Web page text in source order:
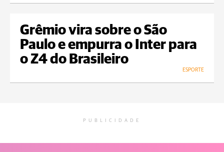
Grêmio vira sobre o São
Paulo e empurra o Inter para
o Z4 do Brasileiro
ESPORTE
PUBLICIDADE